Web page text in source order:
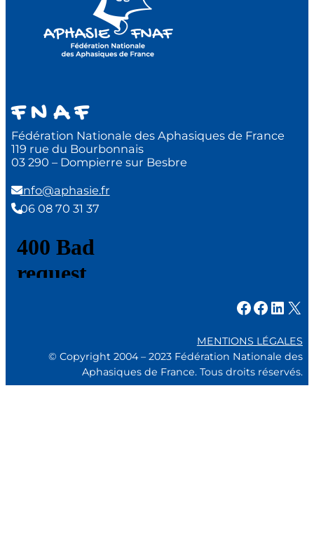
F N A F
Fédération Nationale des Aphasiques de France
119 rue du Bourbonnais
03 290 – Dompierre sur Besbre
info@aphasie.fr
06 08 70 31 37
Facebook Facebook LinkedIn X
MENTIONS LÉGALES
© Copyright 2004 – 2023 Fédération Nationale des
Aphasiques de France. Tous droits réservés.